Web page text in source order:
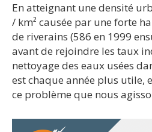
En atteignant une densité
/ km² causée par une forte
de riverains (586 en 1999
avant de rejoindre les taux
nettoyage des eaux usées
est chaque année plus utile,
ce problème que nous